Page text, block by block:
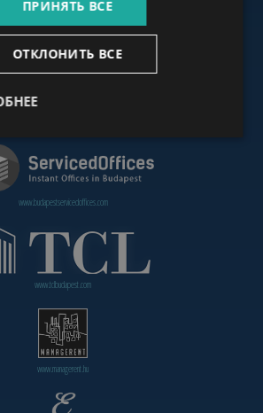
www.budapestpropertysellers.com
www.budapestservicedoffices.com
www.tclbudapest.com
www.managerent.hu
ПРИНЯТЬ ВСЕ
ОТКЛОНИТЬ ВСЕ